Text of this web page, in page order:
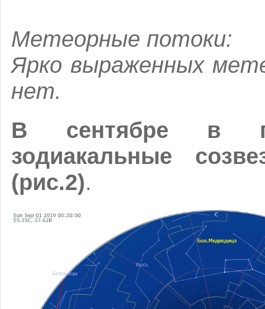
Метеорные потоки:
Ярко выраженных
нет.
В сентябре в
зодиакальные
(рис.2).